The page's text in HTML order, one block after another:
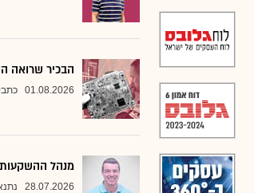
הבכיר שרואה
01.08.2026
מנהל
28.07.2026